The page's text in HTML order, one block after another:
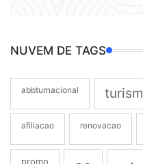
NUVEM DE TAGS
abbturnacional
afiliacao renovacao
promo